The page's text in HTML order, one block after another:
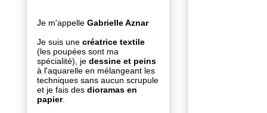
Je m'appelle Gabrielle Aznar
Je suis une créatrice textile
(les poupées sont ma
spécialité), je dessine et peins
à l'aquarelle en mélangeant les
techniques sans aucun scrupule
et je fais des dioramas en
papier.